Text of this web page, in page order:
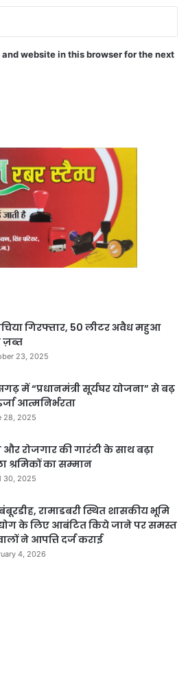
website in this browser for the next
गिरफ्तार, 50 लीटर अवैध महुआ
ज़ब्त
23, 2025
में “प्रधानमंत्री सूर्यघर योजना” से बढ़
आत्मनिर्भरता
28, 2025
और रोजगार की गारंटी के साथ बढ़ा
श्रमिकों का सम्मान
30, 2025
रामाडबरी स्थित शासकीय भूमि
के लिए आबंटित किये जाने पर समस्त
ने आपत्ति दर्ज कराई
4, 2026